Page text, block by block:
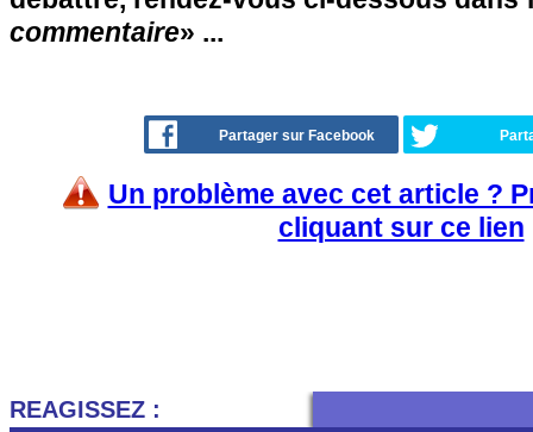
commentaire» ...
Partager sur Facebook
Un problème avec cet article ?
cliquant sur ce lien
REAGISSEZ :